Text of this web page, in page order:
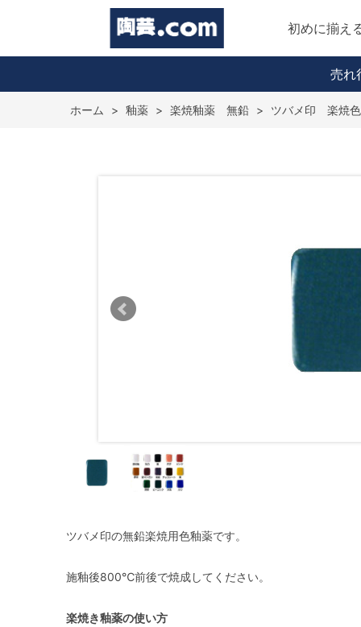
初めに揃え
売れ
ホーム > 釉薬 > 楽焼釉薬 無鉛 > ツバメ印 楽焼
ツバメ印の無鉛楽焼用色釉薬です。
施釉後800℃前後で焼成してください。
楽焼き釉薬の使い方